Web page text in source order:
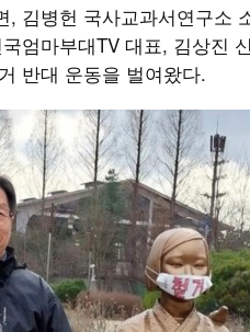
김병헌 국사교과서연구소
엄마부대TV 대표, 김상진
반대 운동을 벌여왔다.